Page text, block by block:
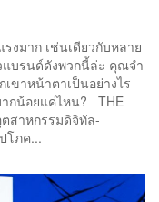
งมาก เช่นเดียวกับหลาย
แบรนด์ดังพวกนี้ล่ะ คุณจำ
ขาหน้าตาเป็นอย่างไร
ากน้อยแค่ไหน? THE
สาหกรรมดิจิทัล-
โภค...